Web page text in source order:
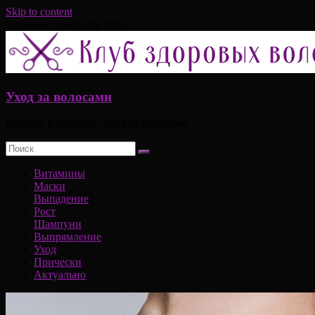
Skip to content
Уход за волосами
Витамины
Маски
Выпадение
Рост
Шампуни
Выпрямление
Уход
Прически
Актуально